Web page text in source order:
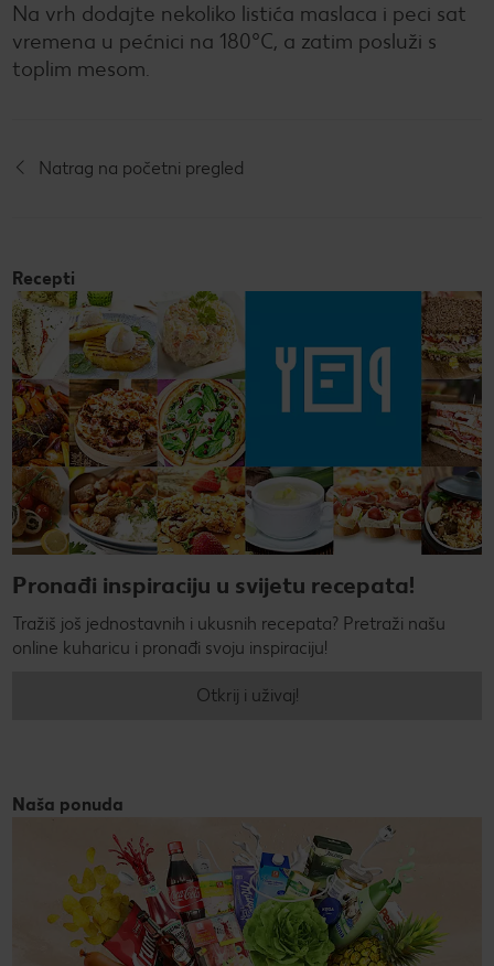
Na vrh dodajte nekoliko listića maslaca i peci sat
vremena u pećnici na 180°C, a zatim posluži s
toplim mesom.
Natrag na početni pregled
Recepti
Pronađi inspiraciju u svijetu recepata!
Tražiš još jednostavnih i ukusnih recepata? Pretraži našu
online kuharicu i pronađi svoju inspiraciju!
Otkrij i uživaj!
Naša ponuda